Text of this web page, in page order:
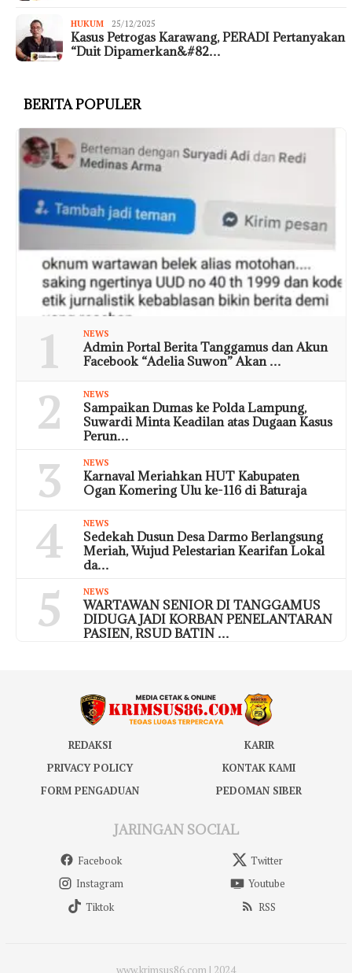
HUKUM 25/12/2025
Kasus Petrogas Karawang, PERADI Pertanyakan
“Duit Dipamerkan&#82…
BERITA POPULER
1 NEWS
Admin Portal Berita Tanggamus dan Akun
Facebook “Adelia Suwon” Akan …
2 NEWS
Sampaikan Dumas ke Polda Lampung,
Suwardi Minta Keadilan atas Dugaan Kasus
Perun…
3 NEWS
Karnaval Meriahkan HUT Kabupaten
Ogan Komering Ulu ke-116 di Baturaja
4 NEWS
Sedekah Dusun Desa Darmo Berlangsung
Meriah, Wujud Pelestarian Kearifan Lokal
da…
5 NEWS
WARTAWAN SENIOR DI TANGGAMUS
DIDUGA JADI KORBAN PENELANTARAN
PASIEN, RSUD BATIN …
REDAKSI
KARIR
PRIVACY POLICY
KONTAK KAMI
FORM PENGADUAN
PEDOMAN SIBER
JARINGAN SOCIAL
Facebook
Twitter
Instagram
Youtube
Tiktok
RSS
www.krimsus86.com | 2024